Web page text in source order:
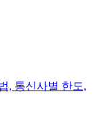
, 통신사별 한도,